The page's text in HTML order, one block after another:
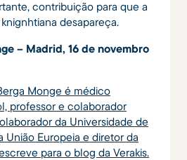
contribuição para que a
desapareça.
– Madrid, 16 de novembro
Monge é médico
professor e colaborador
da Universidade de
União Europeia e diretor da
para o blog da Verakis.